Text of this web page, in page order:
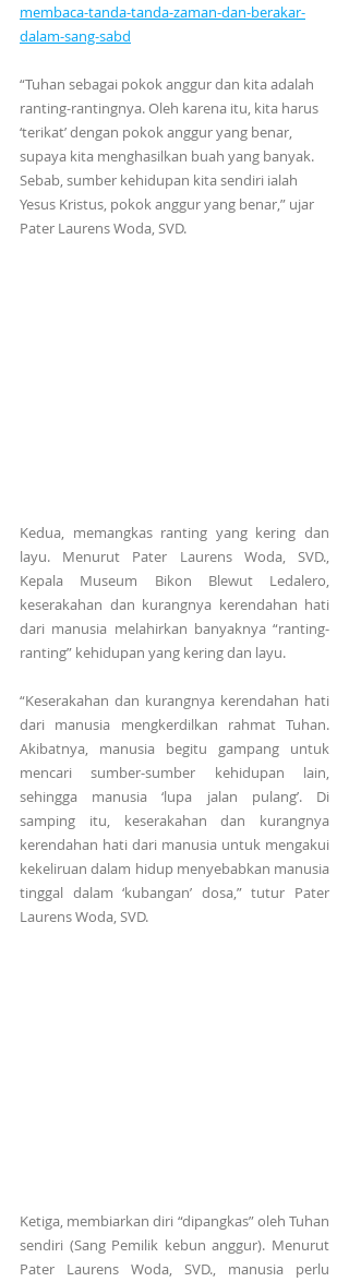
membaca-tanda-tanda-zaman-dan-berakar-
dalam-sang-sabd
“Tuhan sebagai pokok anggur dan kita adalah
ranting-rantingnya. Oleh karena itu, kita harus
‘terikat’ dengan pokok anggur yang benar,
supaya kita menghasilkan buah yang banyak.
Sebab, sumber kehidupan kita sendiri ialah
Yesus Kristus, pokok anggur yang benar,” ujar
Pater Laurens Woda, SVD.
Kedua, memangkas ranting yang kering dan
layu. Menurut Pater Laurens Woda, SVD.,
Kepala Museum Bikon Blewut Ledalero,
keserakahan dan kurangnya kerendahan hati
dari manusia melahirkan banyaknya “ranting-
ranting” kehidupan yang kering dan layu.
“Keserakahan dan kurangnya kerendahan hati
dari manusia mengkerdilkan rahmat Tuhan.
Akibatnya, manusia begitu gampang untuk
mencari sumber-sumber kehidupan lain,
sehingga manusia ‘lupa jalan pulang’. Di
samping itu, keserakahan dan kurangnya
kerendahan hati dari manusia untuk mengakui
kekeliruan dalam hidup menyebabkan manusia
tinggal dalam ‘kubangan’ dosa,” tutur Pater
Laurens Woda, SVD.
Ketiga, membiarkan diri “dipangkas” oleh Tuhan
sendiri (Sang Pemilik kebun anggur). Menurut
Pater Laurens Woda, SVD., manusia perlu